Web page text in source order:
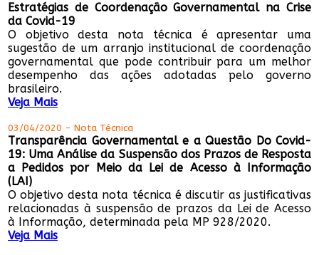
Estratégias de Coordenação Governamental na Crise
da Covid-19
O objetivo desta nota técnica é apresentar uma
sugestão de um arranjo institucional de coordenação
governamental que pode contribuir para um melhor
desempenho das ações adotadas pelo governo
brasileiro.
Veja Mais
03/04/2020 - Nota Técnica
Transparência Governamental e a Questão Do Covid-
19: Uma Análise da Suspensão dos Prazos de Resposta
a Pedidos por Meio da Lei de Acesso à Informação
(LAI)
O objetivo desta nota técnica é discutir as justificativas
relacionadas à suspensão de prazos da Lei de Acesso
à Informação, determinada pela MP 928/2020.
Veja Mais